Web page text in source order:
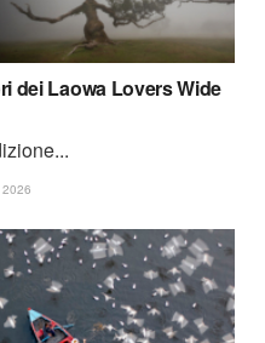
dei Laowa Lovers Wide